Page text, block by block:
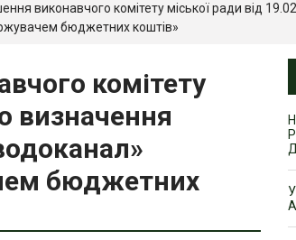
виконавчого комітету міської ради від
бюджетних коштів»
комітету
визначення
бюджетних